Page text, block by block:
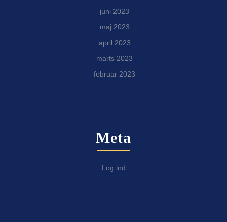
juni 2023
maj 2023
april 2023
marts 2023
februar 2023
Meta
Log ind